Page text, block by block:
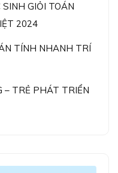
GIỎI TOÁN
2024
TÍNH NHANH TRÍ
– TRẺ PHÁT TRIỂN